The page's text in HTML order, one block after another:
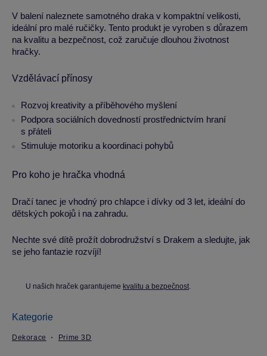
V balení naleznete samotného draka v kompaktní velikosti,
ideální pro malé ručičky. Tento produkt je vyroben s důrazem
na kvalitu a bezpečnost, což zaručuje dlouhou životnost
hračky.
Vzdělávací přínosy
Rozvoj kreativity a příběhového myšlení
Podpora sociálních dovedností prostřednictvím hraní
s přáteli
Stimuluje motoriku a koordinaci pohybů
Pro koho je hračka vhodná
Dračí tanec je vhodný pro chlapce i dívky od 3 let, ideální do
dětských pokojů i na zahradu.
Nechte své dítě prožít dobrodružství s Drakem a sledujte, jak
se jeho fantazie rozvíjí!
U našich hraček garantujeme kvalitu a bezpečnost.
Kategorie
Dekorace Prime 3D